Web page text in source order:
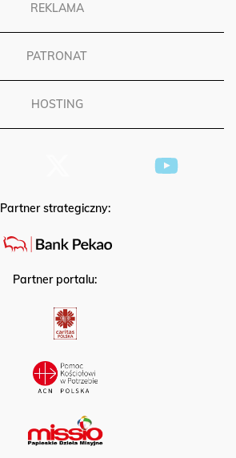
REKLAMA
PATRONAT
HOSTING
Partner strategiczny:
Partner portalu: